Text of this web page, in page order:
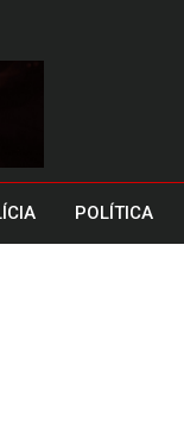
POLÍTICA